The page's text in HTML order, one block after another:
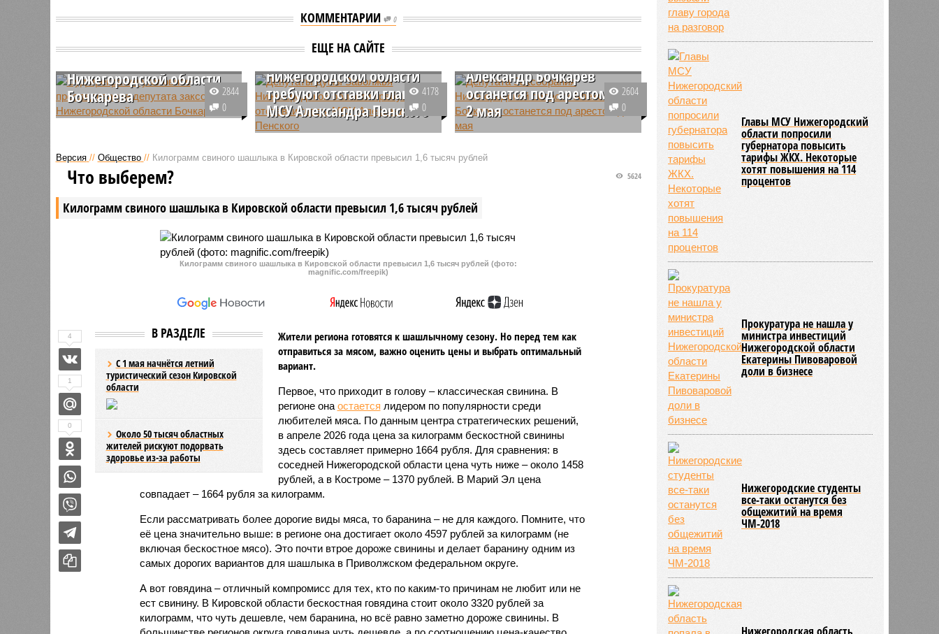
КОММЕНТАРИИ 0
ЕЩЕ НА САЙТЕ
Суд прекратил уголовное
преследование депутата
Нижегородской области
Бочкарева
Нижегородский районный суд
отношении депутата
Законодательного собрания
Нижегородской области
Александра Бочкарева.
дела послужила его смерть.
2844
0
Депутаты думы
Заволжья
Нижегородской области
требуют отставки главы
МСУ Александра Пенского
Депутаты думы Заволжья
отставки главы МСУ Александра
подключение дома чиновника к
4178
0
Нижегородской области
Александр Бочкарев
останется под арестом до
2 мая
Нижегородский районный суд
Александру Бочкареву до 2 мая
судебного заседания по
чиновника.
2604
0
Версия // Общество // Килограмм свиного шашлыка в Кировской области превысил 1,6 тысяч рублей
Килограмм свиного шашлыка в Кировской области превысил 1,6 тысяч рублей
5624
Что выберем?
Килограмм свиного шашлыка в Кировской области превысил 1,6 тысяч рублей (фото:
magnific.com/freepik)
В РАЗДЕЛЕ
С 1 мая начнётся летний
туристический сезон Кировской
области
Около 50 тысяч областных
жителей рискуют подорвать
здоровье из-за работы
Жители региона готовятся к шашлычному сезону. Но перед тем как
отправиться за мясом, важно оценить цены и выбрать оптимальный
вариант.
Первое, что приходит в голову – классическая свинина. В
регионе она остается лидером по популярности среди
любителей мяса. По данным центра стратегических решений,
в апреле 2026 года цена за килограмм бескостной свинины
здесь составляет примерно 1664 рубля. Для сравнения: в
соседней Нижегородской области цена чуть ниже – около 1458
рублей, а в Костроме – 1370 рублей. В Марий Эл цена
совпадает – 1664 рубля за килограмм.
Если рассматривать более дорогие виды мяса, то баранина – не для каждого. Помните, что
её цена значительно выше: в регионе она достигает около 4597 рублей за килограмм (не
включая бескостное мясо). Это почти втрое дороже свинины и делает баранину одним из
самых дорогих вариантов для шашлыка в Приволжском федеральном округе.
А вот говядина – отличный компромисс для тех, кто по каким-то причинам не любит или не
ест свинину. В Кировской области бескостная говядина стоит около 3320 рублей за
килограмм, что чуть дешевле, чем баранина, но всё равно заметно дороже свинины. В
4
1
0
Главы МСУ Нижегородский
области попросили
губернатора повысить
тарифы ЖКХ. Некоторые
хотят повышения на 114
процентов
Прокуратура не нашла у
министра инвестиций
Нижегородской области
Екатерины Пивоваровой
доли в бизнесе
Нижегородские студенты
все-таки останутся без
общежитий на время
ЧМ-2018
Нижегородская область